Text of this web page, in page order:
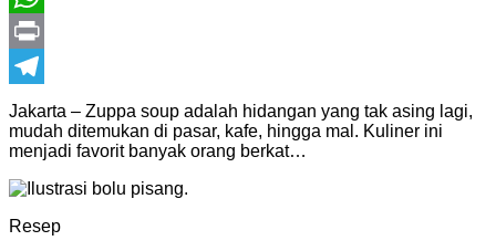
WhatsApp
Print
Telegram
Jakarta – Zuppa soup adalah hidangan yang tak asing lagi,
mudah ditemukan di pasar, kafe, hingga mal. Kuliner ini
menjadi favorit banyak orang berkat…
Resep